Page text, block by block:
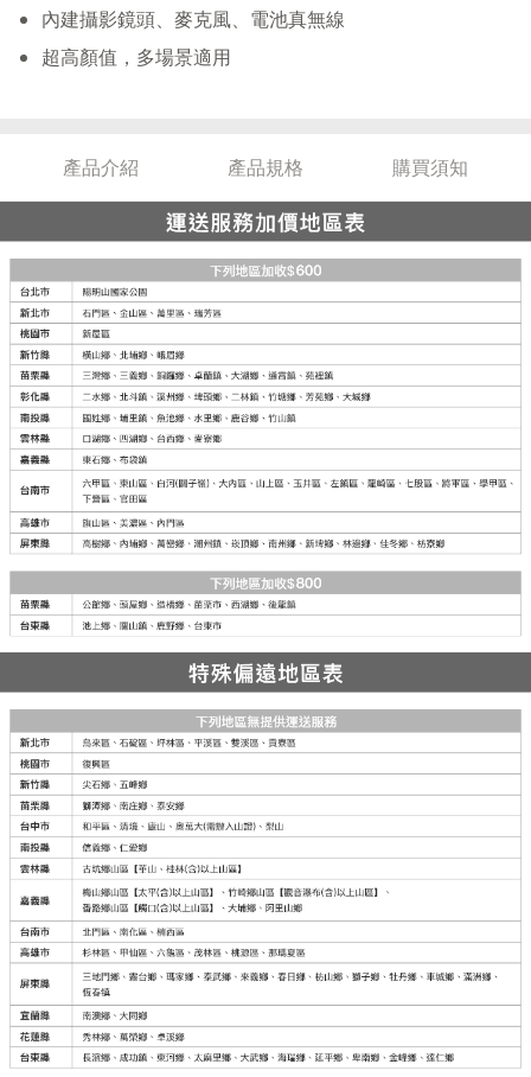
內建攝影鏡頭、麥克風、電池真無線
超高顏值，多場景適用
產品介紹 產品規格 購買須知